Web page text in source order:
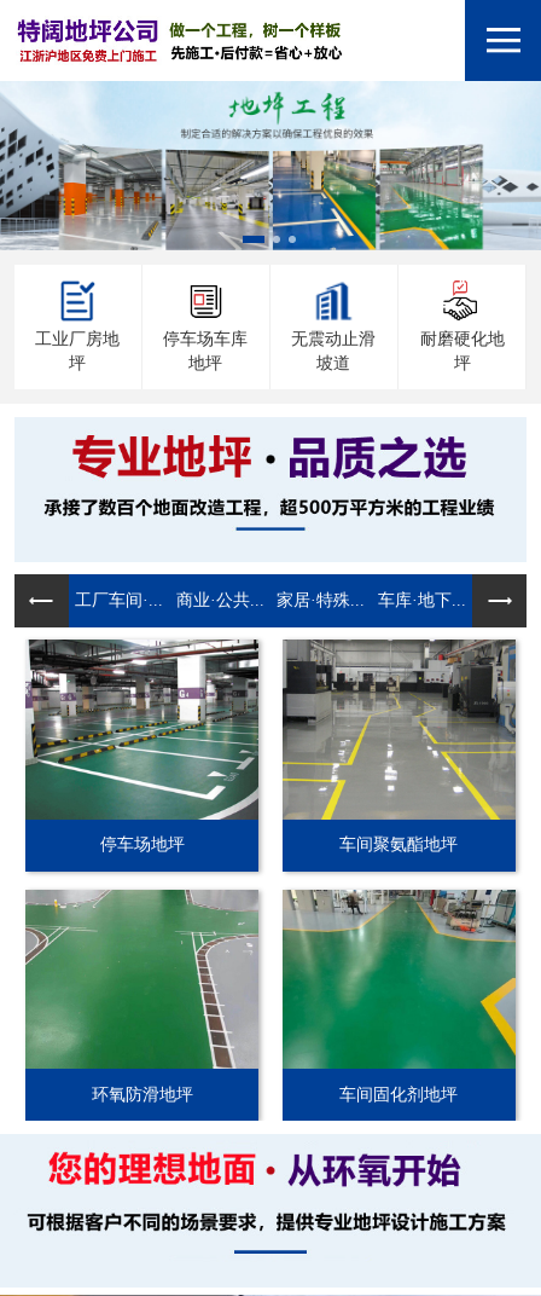
工业厂房地
坪
停车场车库
地坪
无震动止滑
坡道
耐磨硬化地
坪
工厂车间·... 商业·公共... 家居·特殊... 车库·地下...
停车场地坪 车间聚氨酯地坪
环氧防滑地坪 车间固化剂地坪